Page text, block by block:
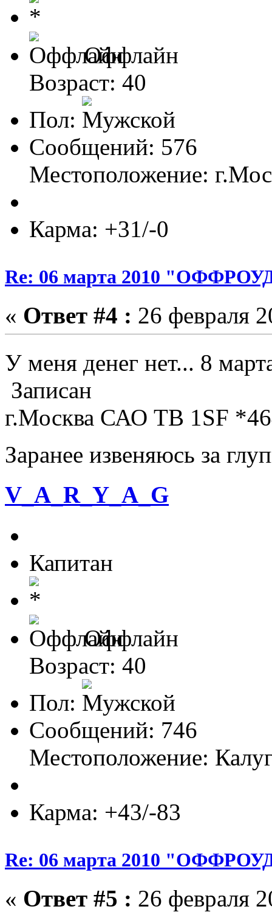
Оффлайн
Возраст: 40
Пол:
Сообщений: 576
Местоположение:
Карма: +31/-0
Re: 06 марта 2010
« Ответ #4 : 26 февраля
У меня денег нет... 8
Записан
г.Москва САО TB 1SF
Заранее извеняюсь за
V_A_R_Y_A_G
Капитан
Оффлайн
Возраст: 40
Пол:
Сообщений: 746
Местоположение:
Карма: +43/-83
Re: 06 марта 2010
« Ответ #5 : 26 февраля